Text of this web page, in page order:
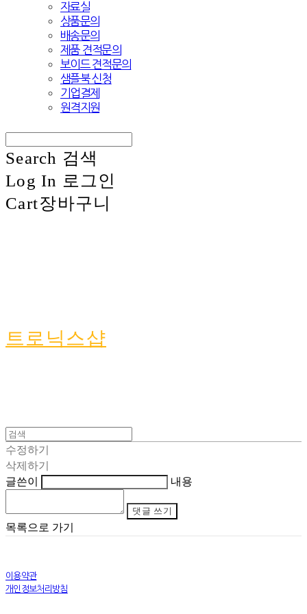
자료실
상품문의
배송문의
제품 견적문의
보이드 견적문의
샘플북 신청
기업결제
원격지원
Search 검색
Log In 로그인
Cart장바구니
트로닉스샵
수정하기
삭제하기
글쓴이
내용
댓글 쓰기
목록으로 가기
이용약관
개인정보처리방침